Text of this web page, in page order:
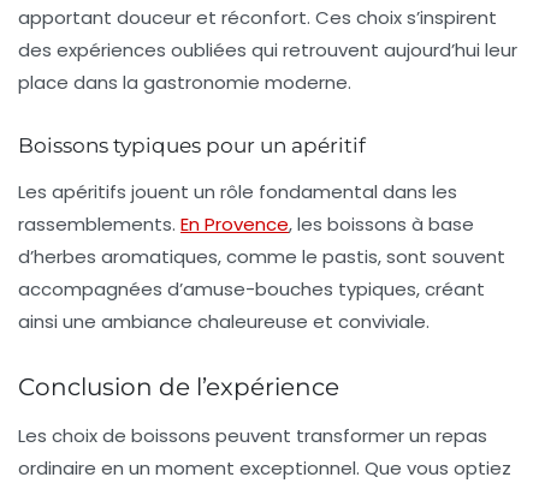
apportant douceur et réconfort. Ces choix s’inspirent
des expériences oubliées qui retrouvent aujourd’hui leur
place dans la gastronomie moderne.
Boissons typiques pour un apéritif
Les apéritifs jouent un rôle fondamental dans les
rassemblements. En Provence, les boissons à base
d’herbes aromatiques, comme le pastis, sont souvent
accompagnées d’amuse-bouches typiques, créant
ainsi une ambiance chaleureuse et conviviale.
Conclusion de l’expérience
Les choix de boissons peuvent transformer un repas
ordinaire en un moment exceptionnel. Que vous optiez